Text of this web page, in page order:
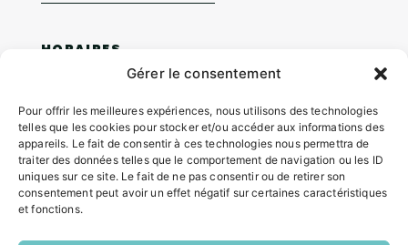
Gérer le consentement
Pour offrir les meilleures expériences, nous utilisons des technologies
telles que les cookies pour stocker et/ou accéder aux informations des
appareils. Le fait de consentir à ces technologies nous permettra de
traiter des données telles que le comportement de navigation ou les ID
uniques sur ce site. Le fait de ne pas consentir ou de retirer son
consentement peut avoir un effet négatif sur certaines caractéristiques
et fonctions.
HORAIRES
Mardi:
8h30 – 12h00 / 14h00 – 17h00
Mercredi:
8h30 – 12h00 / 14h00 – 17h00
Jeudi:
8h30 – 12h00 / 14h00 – 18h00
Vendredi: